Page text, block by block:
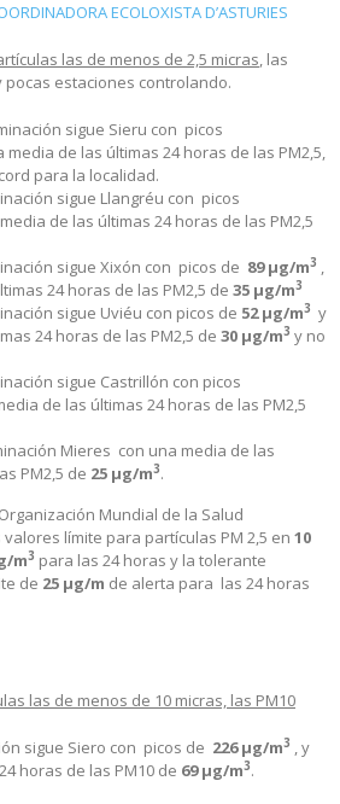
ECOLOXISTA D’ASTURIES
las de menos de 2,5 micras, las
pocas estaciones controlando.
sigue Sieru con picos
media de las últimas 24 horas de las PM2,5,
para la localidad.
sigue Llangréu con picos
de las últimas 24 horas de las PM2,5
sigue Xixón con picos de 89 µg/m3 ,
24 horas de las PM2,5 de 35 µg/m3
sigue Uviéu con picos de 52 µg/m3 y
24 horas de las PM2,5 de 30 µg/m3 y no
sigue Castrillón con picos
de las últimas 24 horas de las PM2,5
Mieres con una media de las
PM2,5 de 25 µg/m3.
Mundial de la Salud
límite para partículas PM 2,5 en 10
m3 para las 24 horas y la tolerante
de 25 µg/m de alerta para las 24 horas
las de menos de 10 micras, las PM10
sigue Siero con picos de 226 µg/m3 , y
horas de las PM10 de 69 µg/m3.